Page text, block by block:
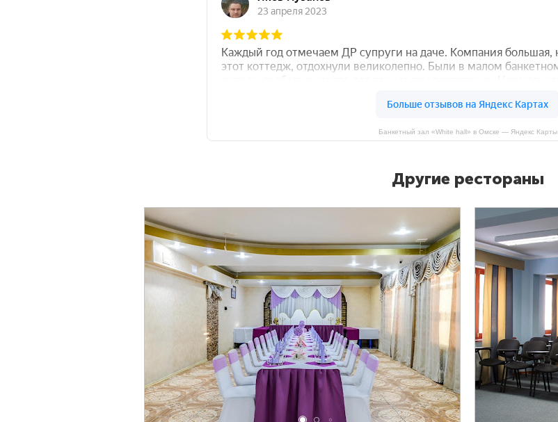
Банкетный зал «White hall» в Омске — Яндекс Карты
Другие рестораны